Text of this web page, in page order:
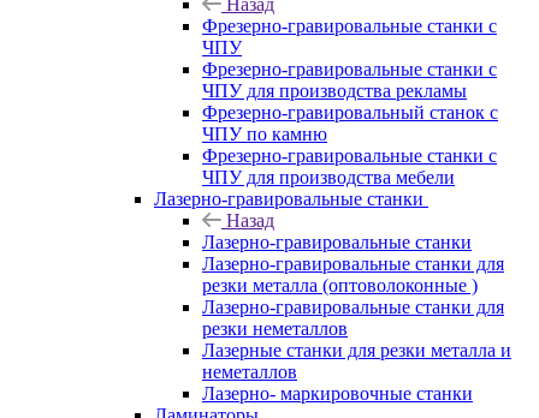
Назад
Фрезерно-гравировальные станки с
ЧПУ
Фрезерно-гравировальные станки с
ЧПУ для производства рекламы
Фрезерно-гравировальный станок с
ЧПУ по камню
Фрезерно-гравировальные станки с
ЧПУ для производства мебели
Лазерно-гравировальные станки
Назад
Лазерно-гравировальные станки
Лазерно-гравировальные станки для
резки металла (оптоволоконные )
Лазерно-гравировальные станки для
резки неметаллов
Лазерные станки для резки металла и
неметаллов
Лазерно- маркировочные станки